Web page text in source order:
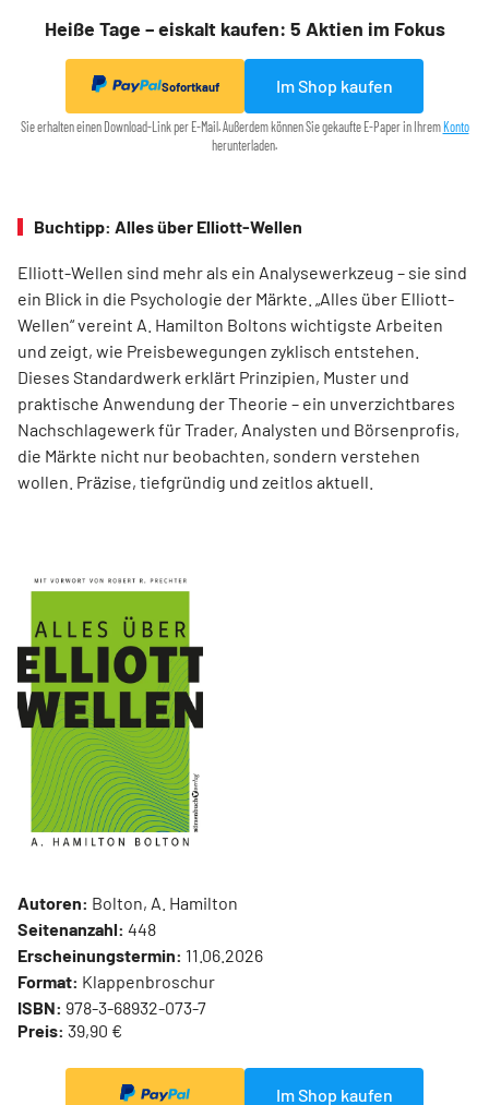
Heiße Tage – eiskalt kaufen: 5 Aktien im Fokus
Sofortkauf Im Shop kaufen
Sie erhalten einen Download-Link per E-Mail. Außerdem können Sie gekaufte E-Paper in Ihrem Konto
herunterladen.
Buchtipp: Alles über Elliott-Wellen
Elliott-Wellen sind mehr als ein Analysewerkzeug – sie sind
ein Blick in die Psychologie der Märkte. „Alles über Elliott-
Wellen“ vereint A. Hamilton Boltons wichtigste Arbeiten
und zeigt, wie Preisbewegungen zyklisch entstehen.
Dieses Standardwerk erklärt Prinzipien, Muster und
praktische Anwendung der Theorie – ein unverzichtbares
Nachschlagewerk für Trader, Analysten und Börsenprofis,
die Märkte nicht nur beobachten, sondern verstehen
wollen. Präzise, tiefgründig und zeitlos aktuell.
Autoren: Bolton, A. Hamilton
Seitenanzahl: 448
Erscheinungstermin: 11.06.2026
Format: Klappenbroschur
ISBN: 978-3-68932-073-7
Preis: 39,90 €
Im Shop kaufen